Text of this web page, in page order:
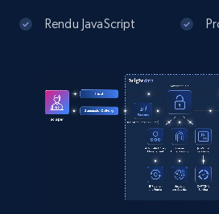
13.2K+ 1.6K+
Zillow properties listing
Rendu JavaScript